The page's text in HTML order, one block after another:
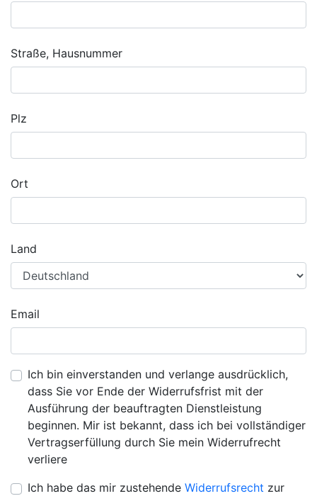
Straße, Hausnummer
Plz
Ort
Land
Email
Ich bin einverstanden und verlange ausdrücklich,
dass Sie vor Ende der Widerrufsfrist mit der
Ausführung der beauftragten Dienstleistung
beginnen. Mir ist bekannt, dass ich bei vollständiger
Vertragserfüllung durch Sie mein Widerrufrecht
verliere
Ich habe das mir zustehende Widerrufsrecht zur